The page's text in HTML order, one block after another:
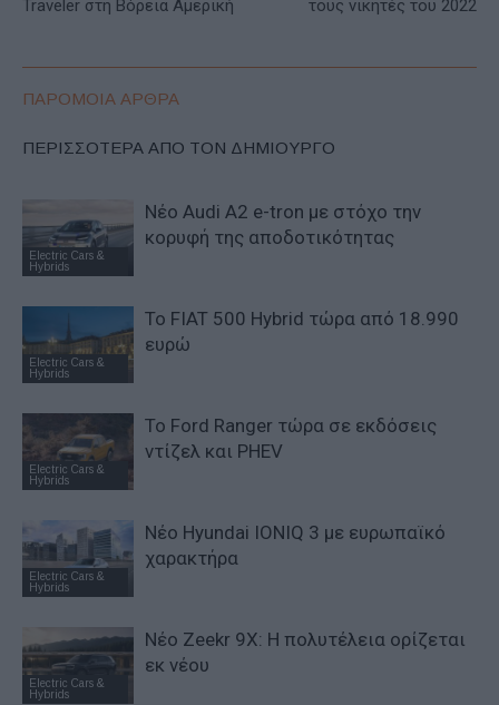
Traveler στη Βόρεια Αμερική τους νικητές του 2022
ΠΑΡΟΜΟΙΑ ΑΡΘΡΑ
ΠΕΡΙΣΣΟΤΕΡΑ ΑΠΟ ΤΟΝ ΔΗΜΙΟΥΡΓΟ
Electric Cars &
Hybrids
Νέο Audi A2 e-tron με στόχο την
κορυφή της αποδοτικότητας
Electric Cars &
Hybrids
Το FIAT 500 Hybrid τώρα από 18.990
ευρώ
Electric Cars &
Hybrids
Το Ford Ranger τώρα σε εκδόσεις
ντίζελ και PHEV
Electric Cars &
Hybrids
Νέο Hyundai IONIQ 3 με ευρωπαϊκό
χαρακτήρα
Electric Cars &
Hybrids
Νέο Zeekr 9X: Η πολυτέλεια ορίζεται
εκ νέου